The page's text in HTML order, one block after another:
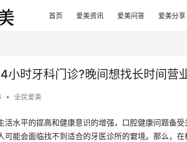
首页 爱美资讯 爱美问答 爱美分享
小时牙科门诊?晚间想找长时间营
• 全民爱美
活水平的提高和健康意识的增强，口腔健康问题备
可能会面临找不到适合的牙医诊所的窘境。那么，